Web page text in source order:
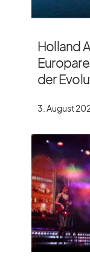
Holland
der
3. August